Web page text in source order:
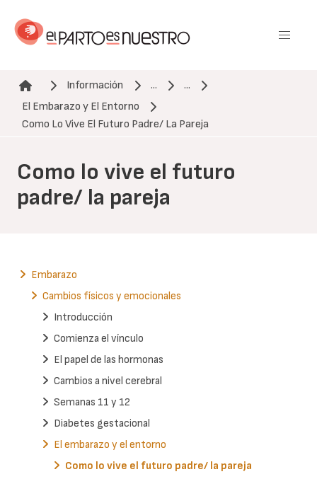
contenido
Ruta de navegación
Información ...
...
El Embarazo y El Entorno
Como Lo Vive El Futuro Padre/ La Pareja
Como lo vive el futuro
padre/ la pareja
Embarazo
Cambios físicos y emocionales
Introducción
Comienza el vínculo
El papel de las hormonas
Cambios a nivel cerebral
Semanas 11 y 12
Diabetes gestacional
El embarazo y el entorno
Como lo vive el futuro padre/ la pareja